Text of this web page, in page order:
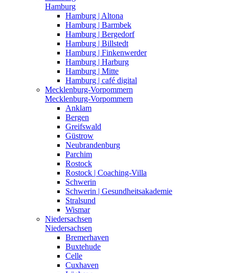
Hamburg
Hamburg | Altona
Hamburg | Barmbek
Hamburg | Bergedorf
Hamburg | Billstedt
Hamburg | Finkenwerder
Hamburg | Harburg
Hamburg | Mitte
Hamburg | café digital
Mecklenburg-Vorpommern
Mecklenburg-Vorpommern
Anklam
Bergen
Greifswald
Güstrow
Neubrandenburg
Parchim
Rostock
Rostock | Coaching-Villa
Schwerin
Schwerin | Gesundheitsakademie
Stralsund
Wismar
Niedersachsen
Niedersachsen
Bremerhaven
Buxtehude
Celle
Cuxhaven